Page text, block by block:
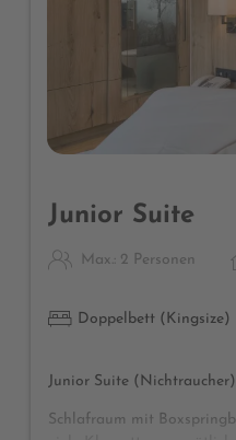
Junior Suite
Max.: 2 Personen
Doppelbett (Kingsize)
Junior Suite (Nichtraucher)
Schlafraum mit